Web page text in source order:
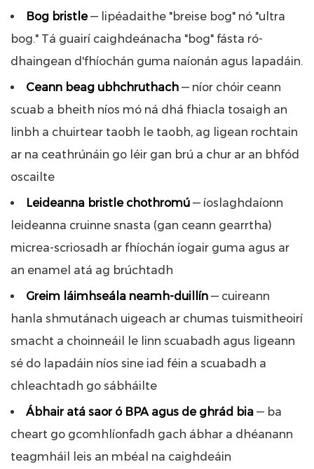
Bog bristle— lipéadaithe "breise bog" nó "ultra
bog." Tá guairí caighdeánacha "bog" fásta ró-
dhaingean d'fhíochán guma naíonán agus lapadáin.
Ceann beag ubhchruthach — níor chóir ceann
scuab a bheith níos mó ná dhá fhiacla tosaigh an
linbh a chuirtear taobh le taobh, ag ligean rochtain
ar na ceathrúnáin go léir gan brú a chur ar an bhfód
oscailte
Leideanna bristle chothromú — íoslaghdaíonn
leideanna cruinne snasta (gan ceann gearrtha)
micrea-scriosadh ar fhíochán íogair guma agus ar
an enamel atá ag brúchtadh
Greim láimhseála neamh-duillín — cuireann
hanla shmutánach uigeach ar chumas tuismitheoirí
smacht a choinneáil le linn scuabadh agus ligeann
sé do lapadáin níos sine iad féin a scuabadh a
chleachtadh go sábháilte
Ábhair atá saor ó BPA agus de ghrád bia — ba
cheart go gcomhlíonfadh gach ábhar a dhéanann
teagmháil leis an mbéal na caighdeáin